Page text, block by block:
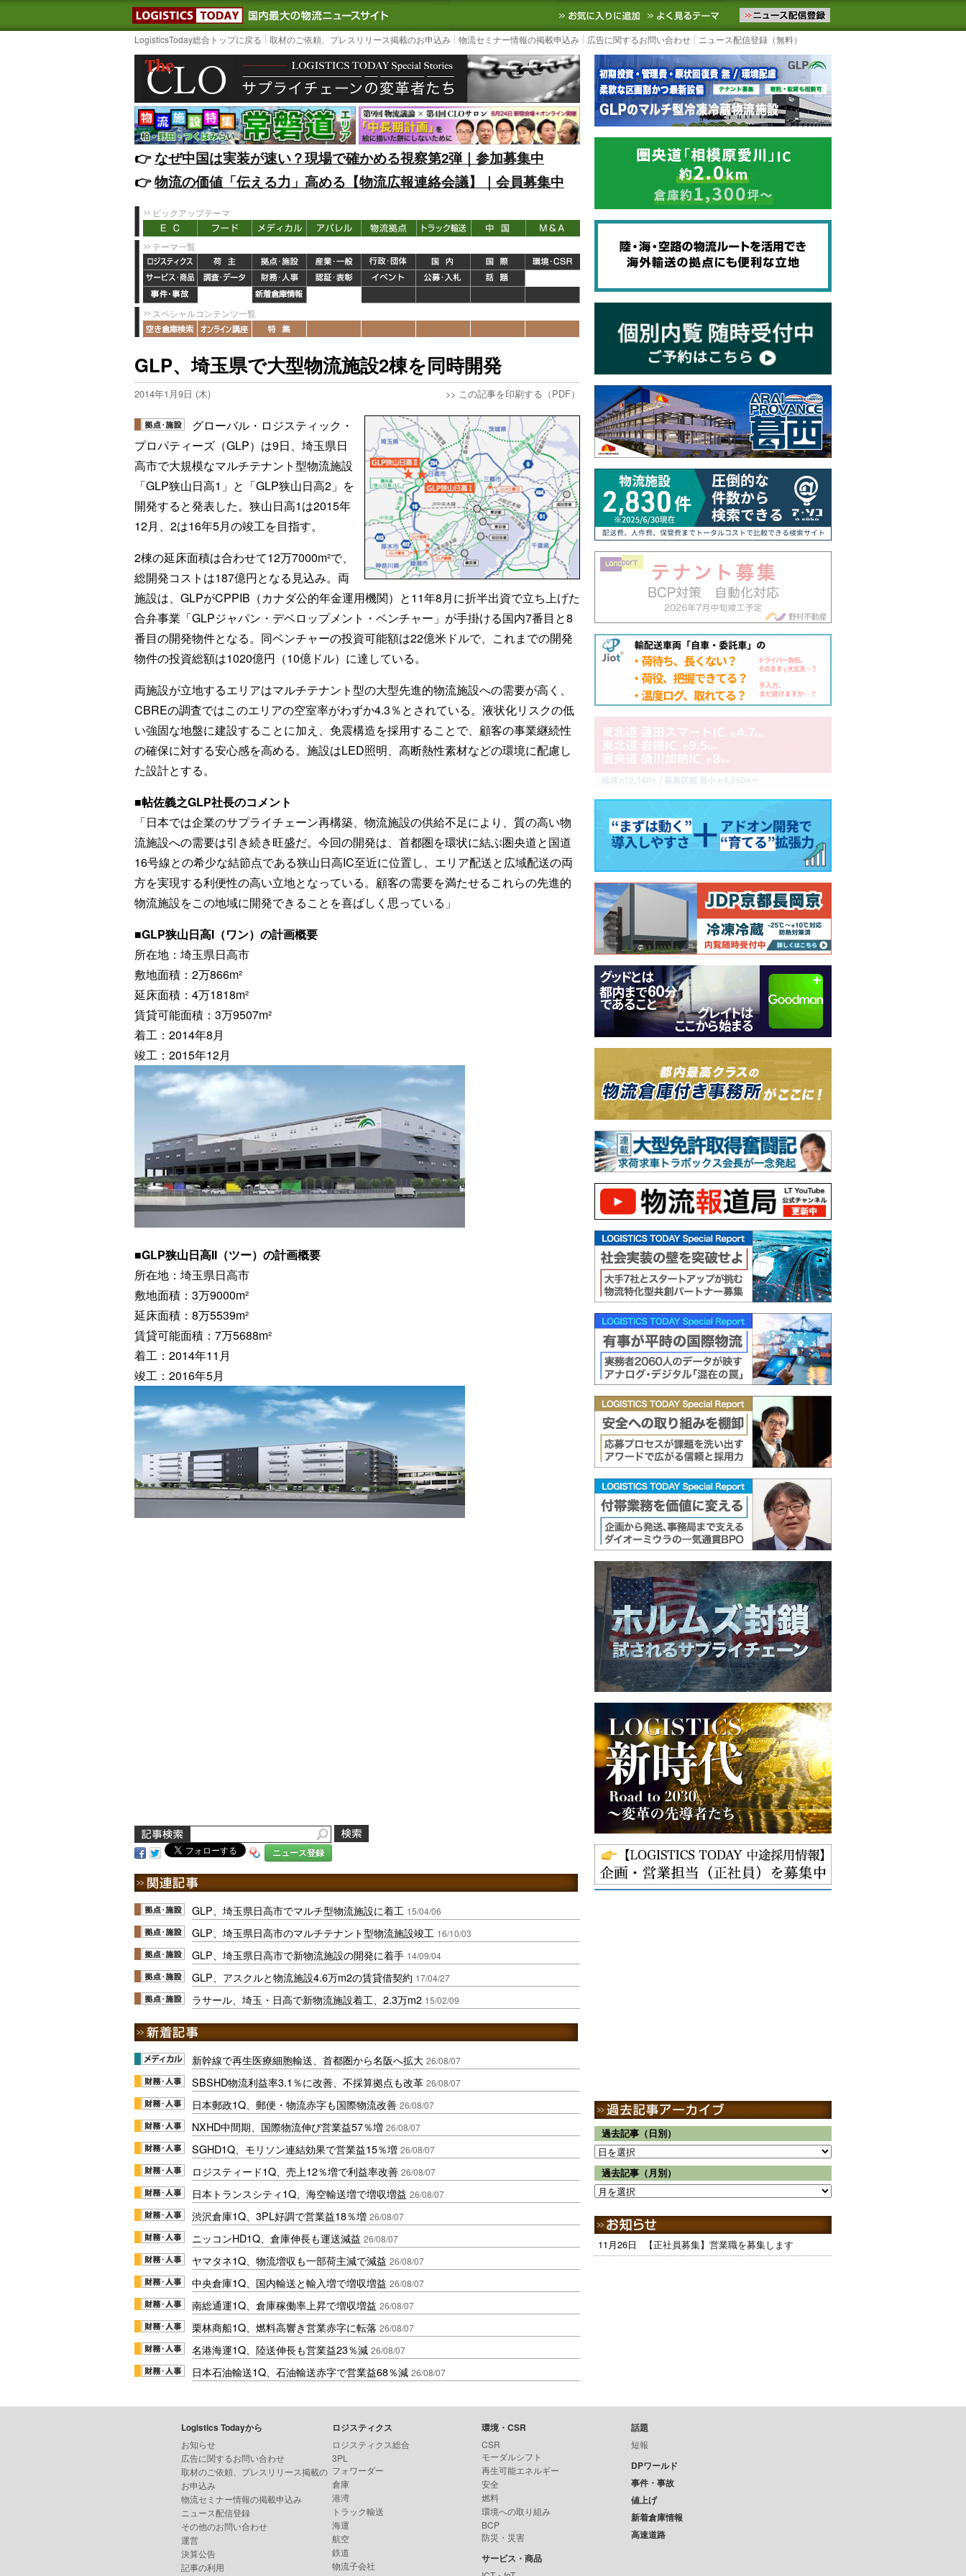
LOGISTICS TODAY｜国内最大の物流ニュースサイト3PL, SCMなど国内外の最新の物流ニュースをお届けします。物流ニュースメール配信を登録す
お気に入りに追加 よく見るテーマ
LogisticsToday総合トップに戻る 取材のご依頼、プレスリリース掲載のお申込み 物流セミナー情報の掲載申込み 広告に関するお問い合わせ ニュース配信登録（無料）
👉️なぜ中国は実装が速い？現場で確かめる視察第2弾｜参加募集中
👉️物流の価値「伝える力」高める【物流広報連絡会議】｜会員募集中
ピックアップテーマ
テーマ一覧
スペシャルコンテンツ一覧
GLP、埼玉県で大型物流施設2棟を同時開発
2014年1月9日 (木) >> この記事を印刷する（PDF）
グローバル・ロジスティック・
プロパティーズ（GLP）は9日、埼玉県日
高市で大規模なマルチテナント型物流施設
「GLP狭山日高1」と「GLP狭山日高2」を
開発すると発表した。狭山日高1は2015年
12月、2は16年5月の竣工を目指す。
2棟の延床面積は合わせて12万7000m²で、
総開発コストは187億円となる見込み。両
施設は、GLPがCPPIB（カナダ公的年金運用機関）と11年8月に折半出資で立ち上げた
合弁事業「GLPジャパン・デベロップメント・ベンチャー」が手掛ける国内7番目と8
番目の開発物件となる。同ベンチャーの投資可能額は22億米ドルで、これまでの開発
物件の投資総額は1020億円（10億ドル）に達している。
両施設が立地するエリアはマルチテナント型の大型先進的物流施設への需要が高く、
CBREの調査ではこのエリアの空室率がわずか4.3％とされている。液状化リスクの低
い強固な地盤に建設することに加え、免震構造を採用することで、顧客の事業継続性
の確保に対する安心感を高める。施設はLED照明、高断熱性素材などの環境に配慮し
た設計とする。
■帖佐義之GLP社長のコメント
「日本では企業のサプライチェーン再構築、物流施設の供給不足により、質の高い物
流施設への需要は引き続き旺盛だ。今回の開発は、首都圏を環状に結ぶ圏央道と国道
16号線との希少な結節点である狭山日高IC至近に位置し、エリア配送と広域配送の両
方を実現する利便性の高い立地となっている。顧客の需要を満たせるこれらの先進的
物流施設をこの地域に開発できることを喜ばしく思っている」
■GLP狭山日高I（ワン）の計画概要
所在地：埼玉県日高市
敷地面積：2万866m²
延床面積：4万1818m²
賃貸可能面積：3万9507m²
着工：2014年8月
竣工：2015年12月
■GLP狭山日高II（ツー）の計画概要
所在地：埼玉県日高市
敷地面積：3万9000m²
延床面積：8万5539m²
賃貸可能面積：7万5688m²
着工：2014年11月
竣工：2016年5月
ニュース登録
GLP、埼玉県日高市でマルチ型物流施設に着工 15/04/06
GLP、埼玉県日高市のマルチテナント型物流施設竣工 16/10/03
GLP、埼玉県日高市で新物流施設の開発に着手 14/09/04
GLP、アスクルと物流施設4.6万m2の賃貸借契約 17/04/27
ラサール、埼玉・日高で新物流施設着工、2.3万m2 15/02/09
新幹線で再生医療細胞輸送、首都圏から名阪へ拡大 26/08/07
SBSHD物流利益率3.1％に改善、不採算拠点も改革 26/08/07
日本郵政1Q、郵便・物流赤字も国際物流改善 26/08/07
NXHD中間期、国際物流伸び営業益57％増 26/08/07
SGHD1Q、モリソン連結効果で営業益15％増 26/08/07
ロジスティード1Q、売上12％増で利益率改善 26/08/07
日本トランスシティ1Q、海空輸送増で増収増益 26/08/07
渋沢倉庫1Q、3PL好調で営業益18％増 26/08/07
ニッコンHD1Q、倉庫伸長も運送減益 26/08/07
ヤマタネ1Q、物流増収も一部荷主減で減益 26/08/07
中央倉庫1Q、国内輸送と輸入増で増収増益 26/08/07
南総通運1Q、倉庫稼働率上昇で増収増益 26/08/07
栗林商船1Q、燃料高響き営業赤字に転落 26/08/07
名港海運1Q、陸送伸長も営業益23％減 26/08/07
日本石油輸送1Q、石油輸送赤字で営業益68％減 26/08/07
過去記事（日別）
過去記事（月別）
11月26日 【正社員募集】営業職を募集します
Logistics Todayから
お知らせ
広告に関するお問い合わせ
取材のご依頼、プレスリリース掲載の
お申込み
物流セミナー情報の掲載申込み
ニュース配信登録
その他のお問い合わせ
運営
決算公告
記事の利用
ロジスティクス
ロジスティクス総合
3PL
フォワーダー
倉庫
港湾
トラック輸送
海運
航空
鉄道
物流子会社
環境・CSR
CSR
モーダルシフト
再生可能エネルギー
安全
燃料
環境への取り組み
BCP
防災・災害
サービス・商品
話題
短報
DPワールド
事件・事故
値上げ
新着倉庫情報
高速道路